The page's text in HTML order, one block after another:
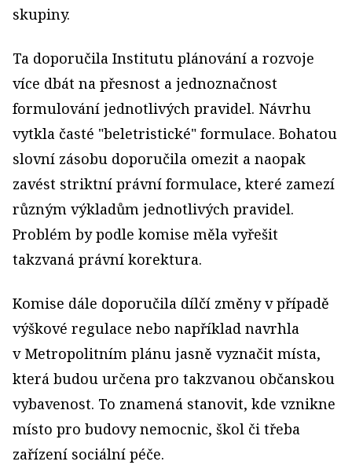
skupiny.
Ta doporučila Institutu plánování a rozvoje
více dbát na přesnost a jednoznačnost
formulování jednotlivých pravidel. Návrhu
vytkla časté "beletristické" formulace. Bohatou
slovní zásobu doporučila omezit a naopak
zavést striktní právní formulace, které zamezí
různým výkladům jednotlivých pravidel.
Problém by podle komise měla vyřešit
takzvaná právní korektura.
Komise dále doporučila dílčí změny v případě
výškové regulace nebo například navrhla
v Metropolitním plánu jasně vyznačit místa,
která budou určena pro takzvanou občanskou
vybavenost. To znamená stanovit, kde vznikne
místo pro budovy nemocnic, škol či třeba
zařízení sociální péče.